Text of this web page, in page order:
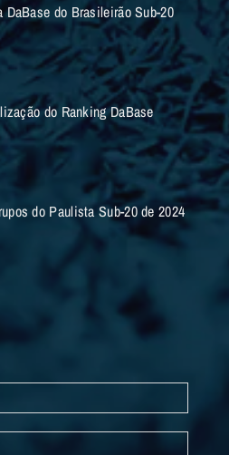
DaBase do Brasileirão Sub-20
do Ranking DaBase
do Paulista Sub-20 de 2024